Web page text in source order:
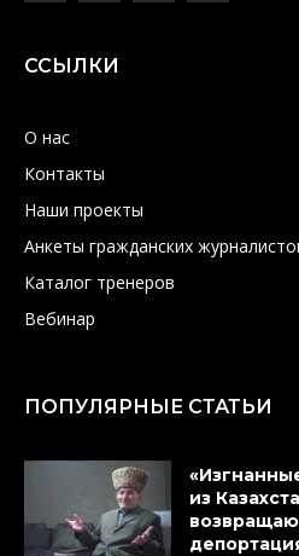
ССЫЛКИ
О нас
Контакты
Наши проекты
Анкеты гражданских
Каталог тренеров
Вебинар
ПОПУЛЯРНЫЕ СТАТЬИ
из